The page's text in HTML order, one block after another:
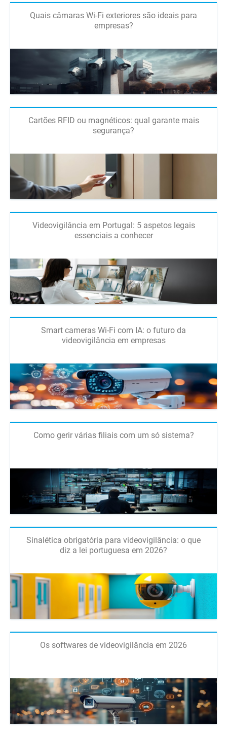
Quais câmaras Wi-Fi exteriores são ideais para
empresas?
Cartões RFID ou magnéticos: qual garante mais
segurança?
Videovigilância em Portugal: 5 aspetos legais
essenciais a conhecer
Smart cameras Wi-Fi com IA: o futuro da
videovigilância em empresas
Como gerir várias filiais com um só sistema?
Sinalética obrigatória para videovigilância: o que
diz a lei portuguesa em 2026?
Os softwares de videovigilância em 2026